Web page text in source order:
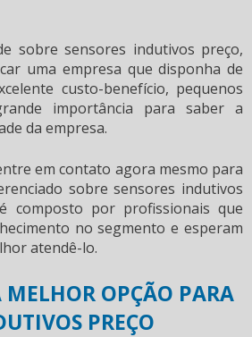
sobre sensores indutivos preço,
uma empresa que disponha de
custo-benefício, pequenos
importância para saber a
da empresa.
em contato agora mesmo para
sobresensores indutivos
composto por profissionais que
no segmento e esperam
atendê-lo.
MELHOR OPÇÃO PARA
PREÇO